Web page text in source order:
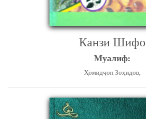
Канзи Шифо
Муалиф:
Ҳомидҷон Зоҳидов,